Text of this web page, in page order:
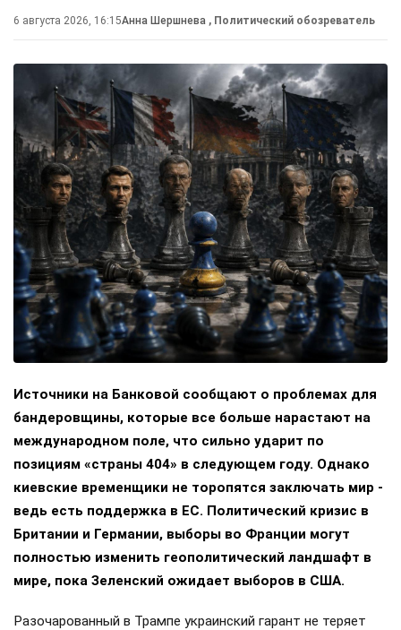
6 августа 2026, 16:15Анна Шершнева , Политический обозреватель
Источники на Банковой сообщают о проблемах для
бандеровщины, которые все больше нарастают на
международном поле, что сильно ударит по
позициям «страны 404» в следующем году. Однако
киевские временщики не торопятся заключать мир -
ведь есть поддержка в ЕС. Политический кризис в
Британии и Германии, выборы во Франции могут
полностью изменить геополитический ландшафт в
мире, пока Зеленский ожидает выборов в США.
Разочарованный в Трампе украинский гарант не теряет